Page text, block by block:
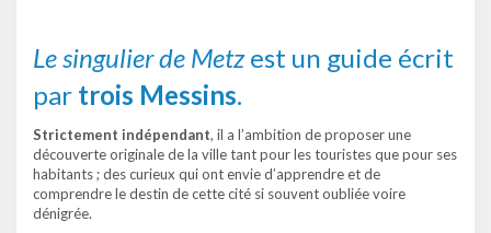
Le singulier de Metzest un guide écrit
par trois Messins.
Strictement indépendant, il a l’ambition de proposer une
découverte originale de la ville tant pour les touristes que pour ses
habitants ; des curieux qui ont envie d’apprendre et de
comprendre le destin de cette cité si souvent oubliée voire
dénigrée.